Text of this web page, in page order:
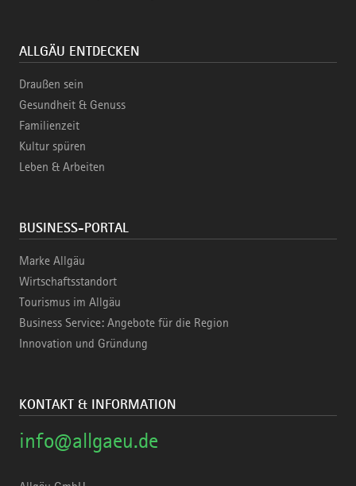
ALLGÄU ENTDECKEN
Draußen sein
Gesundheit & Genuss
Familienzeit
Kultur spüren
Leben & Arbeiten
BUSINESS-PORTAL
Marke Allgäu
Wirtschaftsstandort
Tourismus im Allgäu
Business Service: Angebote für die Region
Innovation und Gründung
KONTAKT & INFORMATION
info@allgaeu.de